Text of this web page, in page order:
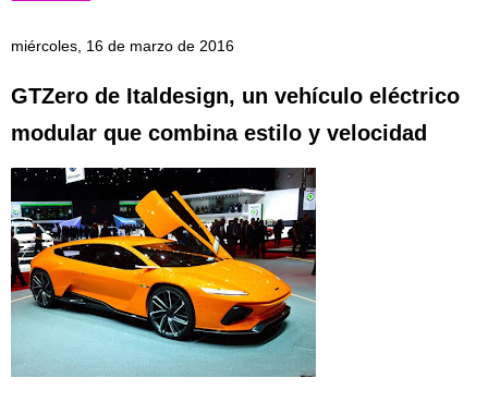
miércoles, 16 de marzo de 2016
GTZero de Italdesign, un vehículo eléctrico
modular que combina estilo y velocidad